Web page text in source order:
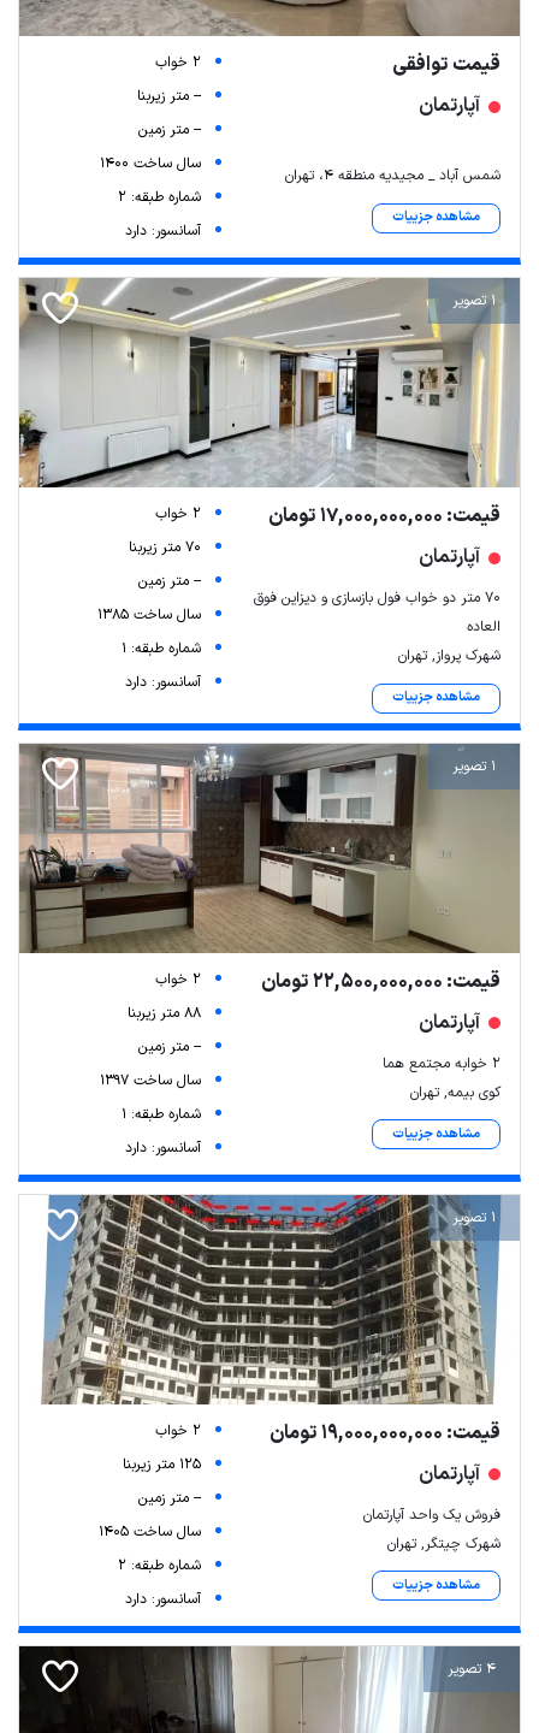
قیمت توافقی
آپارتمان
شمس آباد _ مجیدیه منطقه 4، تهران
مشاهده جزییات
2 خواب
-- متر زیربنا
-- متر زمین
سال ساخت 1400
شماره طبقه: 2
آسانسور: دارد
1 تصویر
قیمت: 17,000,000,000 تومان
آپارتمان
۷۰ متر دو خواب فول بازسازی و دیزاین فوق
العاده
شهرک پرواز, تهران
مشاهده جزییات
2 خواب
70 متر زیربنا
-- متر زمین
سال ساخت 1385
شماره طبقه: 1
آسانسور: دارد
1 تصویر
قیمت: 22,500,000,000 تومان
آپارتمان
۲ خوابه مجتمع هما
کوی بیمه, تهران
مشاهده جزییات
2 خواب
88 متر زیربنا
-- متر زمین
سال ساخت 1397
شماره طبقه: 1
آسانسور: دارد
1 تصویر
قیمت: 19,000,000,000 تومان
آپارتمان
فروش یک واحد آپارتمان
شهرک چیتگر, تهران
مشاهده جزییات
2 خواب
125 متر زیربنا
-- متر زمین
سال ساخت 1405
شماره طبقه: 2
آسانسور: دارد
4 تصویر